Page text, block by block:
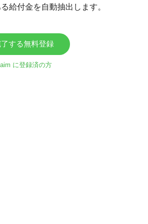
給付金を自動抽出します。
する無料登録
に登録済の方